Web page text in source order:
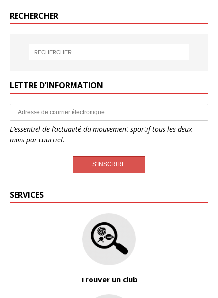
RECHERCHER
LETTRE D’INFORMATION
L’essentiel de l’actualité du mouvement sportif tous les deux
mois par courriel.
SERVICES
Trouver un club